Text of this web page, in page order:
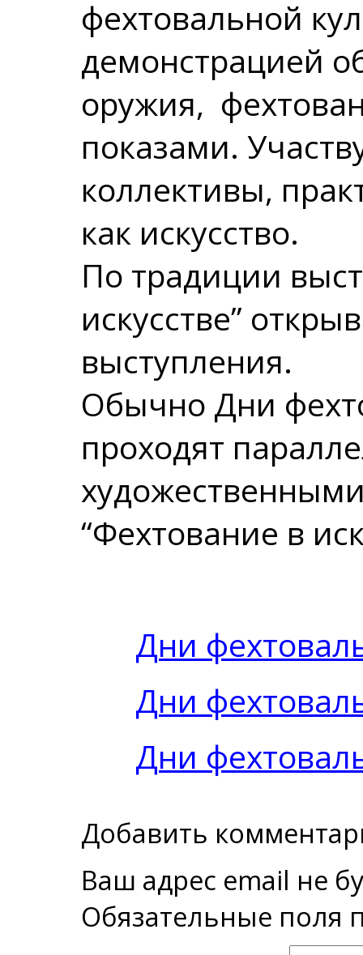
фехтовальной
демонстрацией
оружия,
показами.
коллективы,
как искусство.
По традиции
искусстве”
выступления.
Обычно Дни
проходят
“Фехтование в
Дни
Дни
Дни
Добавить
Ваш адрес email не
Обязательные поля